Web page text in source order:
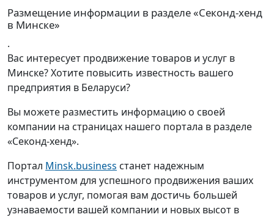
Размещение информации в разделе «Секонд-хенд
в Минске»
.
Вас интересует продвижение товаров и услуг в
Минске? Хотите повысить известность вашего
предприятия в Беларуси?
Вы можете разместить информацию о своей
компании на страницах нашего портала в разделе
«Секонд-хенд».
Портал Minsk.business станет надежным
инструментом для успешного продвижения ваших
товаров и услуг, помогая вам достичь большей
узнаваемости вашей компании и новых высот в